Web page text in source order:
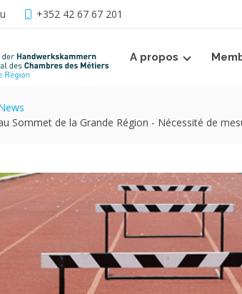
+352 42 67 67 201
A propos
Sommet de la Grande Région - Nécessité de